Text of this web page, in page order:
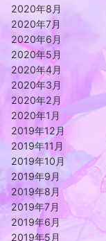
2020年8月
2020年7月
2020年6月
2020年5月
2020年4月
2020年3月
2020年2月
2020年1月
2019年12月
2019年11月
2019年10月
2019年9月
2019年8月
2019年7月
2019年6月
2019年5月